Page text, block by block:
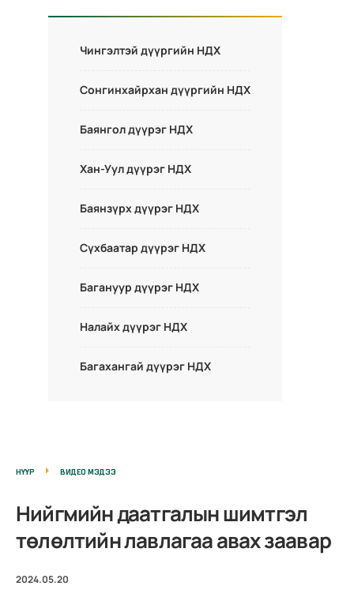
Чингэлтэй дүүргийн НДХ
Сонгинхайрхан дүүргийн НДХ
Баянгол дүүрэг НДХ
Хан-Уул дүүрэг НДХ
Баянзүрх дүүрэг НДХ
Сүхбаатар дүүрэг НДХ
Багануур дүүрэг НДХ
Налайх дүүрэг НДХ
Багахангай дүүрэг НДХ
НҮҮР ВИДЕО МЭДЭЭ
Нийгмийн даатгалын шимтгэл
төлөлтийн лавлагаа авах заавар
2024.05.20